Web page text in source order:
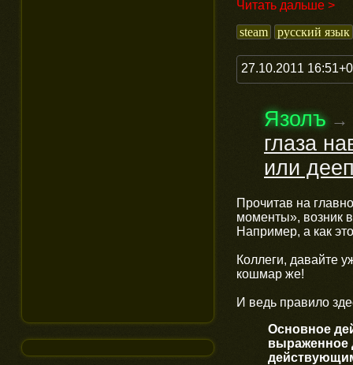
Читать дальше >
steam
русский язык
27.10.2011
Язолъ→
глаза
или
Прочитав на
моменты», возник
Например, а как
Коллеги, давайте
кошмар же!
И ведь правило
Основное
выраженное